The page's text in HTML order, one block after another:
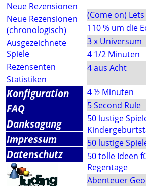
Neue Rezensionen
Neue Rezensionen
(chronologisch)
Ausgezeichnete
Spiele
Rezensenten
Statistiken
Konfiguration
FAQ
Danksagung
Impressum
Datenschutz
(Come on)
110 % um die
3 x Universum
4 1/2 Minuten
4 aus Acht
4 ½ Minuten
5 Second Rule
50 lustige
50 lustige
50 tolle Ideen
Regentage
Abenteuer